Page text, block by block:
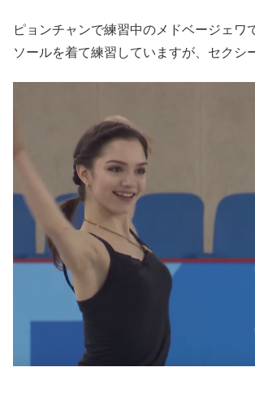
ピョンチャンで練習中のメドベージェワ
ソールを着て練習していますが、セクシ